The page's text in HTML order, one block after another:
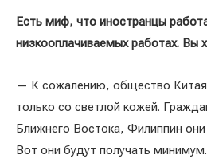
Есть миф, что иностранцы
низкооплачиваемых работах. Вы
— К сожалению, общество
только со светлой кожей.
Ближнего Востока, Филиппин
Вот они будут получать